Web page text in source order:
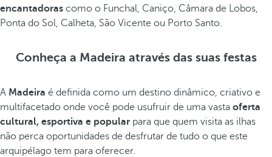
encantadoras como o Funchal, Caniço, Câmara de Lobos,
Ponta do Sol, Calheta, São Vicente ou Porto Santo.
Conheça a Madeira através das suas festas
A Madeira é definida como um destino dinâmico, criativo e
multifacetado onde você pode usufruir de uma vasta oferta
cultural, esportiva e popular para que quem visita as ilhas
não perca oportunidades de desfrutar de tudo o que este
arquipélago tem para oferecer.